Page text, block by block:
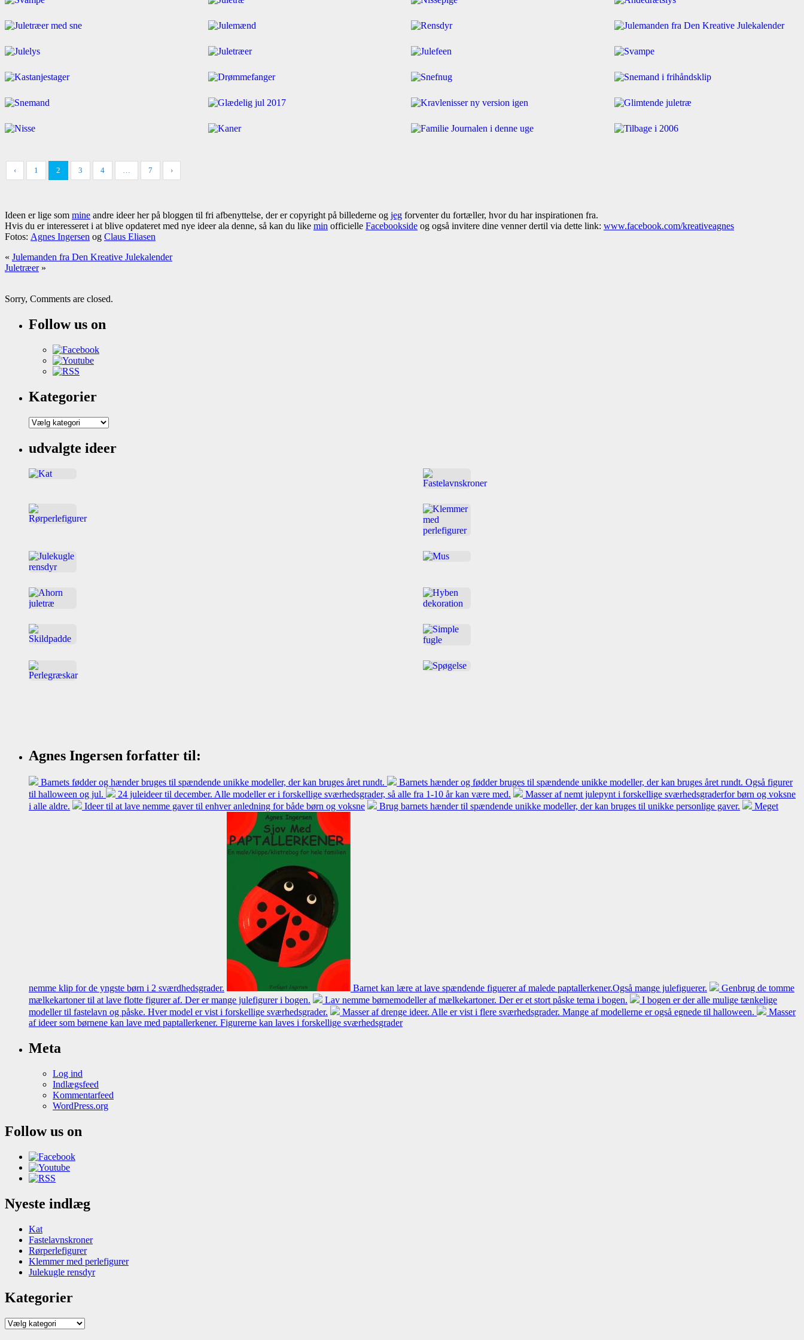
‹ 1 2 3 4 … 7 ›
Ideen er lige som mine andre ideer her på bloggen til fri afbenyttelse, der er copyright på billederne og jeg forventer du fortæller, hvor du har inspirationen fra.
Hvis du er interesseret i at blive opdateret med nye ideer ala denne, så kan du like min officielle Facebookside og også invitere dine venner dertil via dette link: www.facebook.com/kreativeagnes
Fotos: Agnes Ingersen og Claus Eliasen
« Julemanden fra Den Kreative Julekalender
Juletræer»
Sorry, Comments are closed.
Follow us on
Kategorier
Kategorier
udvalgte ideer
Agnes Ingersen forfatter til:
Barnets fødder og hænder bruges til spændende unikke modeller, der kan bruges året rundt.
Barnets hænder og fødder bruges til spændende unikke modeller, der kan bruges året rundt. Også figurer
til halloween og jul.
24 juleideer til december. Alle modeller er i forskellige sværhedsgrader, så alle fra 1-10 år kan være med.
Masser af nemt julepynt i forskellige sværhedsgraderfor børn og voksne
i alle aldre.
Ideer til at lave nemme gaver til enhver anledning for både børn og voksne Brug barnets hænder til spændende unikke modeller, der kan bruges til unikke personlige gaver. Meget
nemme klip for de yngste børn i 2 sværdhedsgrader. Barnet kan lære at lave spændende figuerer af malede paptallerkener.Også mange julefiguerer.
Genbrug de tomme
mælkekartoner til at lave flotte figurer af. Der er mange julefigurer i bogen.
Lav nemme børnemodeller af mælkekartoner. Der er et stort påske tema i bogen.
I bogen er der alle mulige tænkelige
modeller til fastelavn og påske. Hver model er vist i forskellige sværhedsgrader.
Masser af drenge ideer. Alle er vist i flere sværhedsgrader. Mange af modellerne er også egnede til halloween.
Masser
af ideer som børnene kan lave med paptallerkener. Figurerne kan laves i forskellige sværhedsgrader
Meta
Log ind
Indlægsfeed
Kommentarfeed
WordPress.org
Follow us on
Nyeste indlæg
Kat
Fastelavnskroner
Rørperlefigurer
Klemmer med perlefigurer
Julekugle rensdyr
Kategorier
Kategorier